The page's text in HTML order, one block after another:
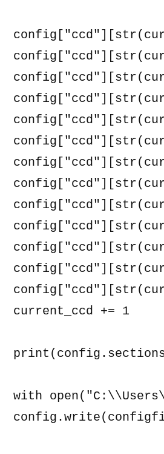
current_ccd += 1
with